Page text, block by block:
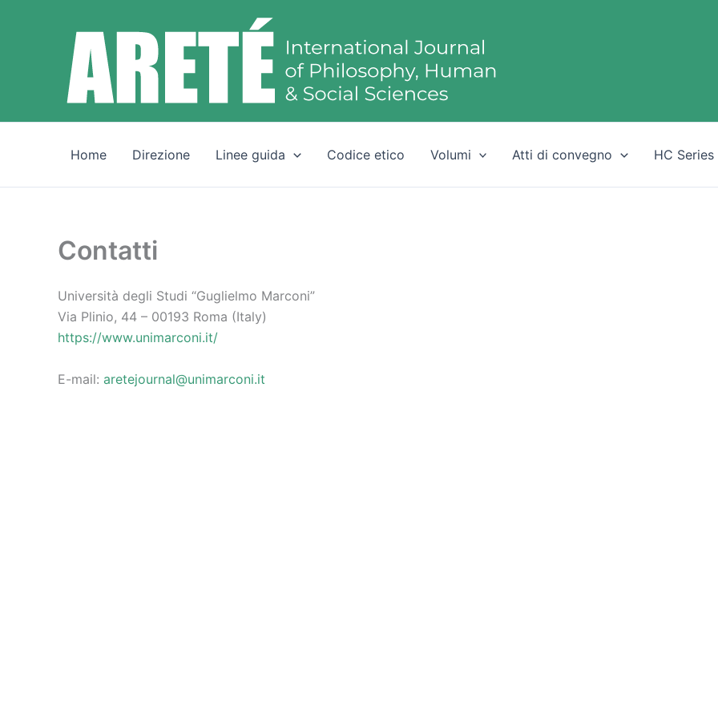
Home Direzione Linee guida Codice etico Volumi Atti di convegno HC Series
Contatti
Università degli Studi “Guglielmo Marconi”
Via Plinio, 44 – 00193 Roma (Italy)
https://www.unimarconi.it/
E-mail: aretejournal@unimarconi.it